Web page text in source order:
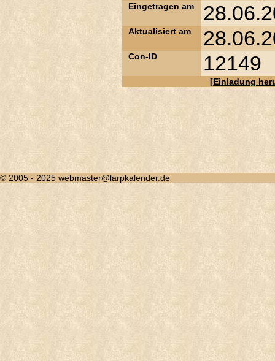
Eingetragen am
Aktualisiert am
Con-ID 12149
[Einladung
© 2005 - 2025 webmaster@larpkalender.de